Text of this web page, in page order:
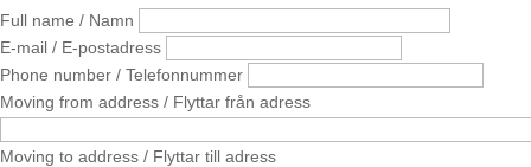
Full name / Namn
E-mail / E-postadress
Phone number / Telefonnummer
Moving from address / Flyttar från adress
Moving to address / Flyttar till adress